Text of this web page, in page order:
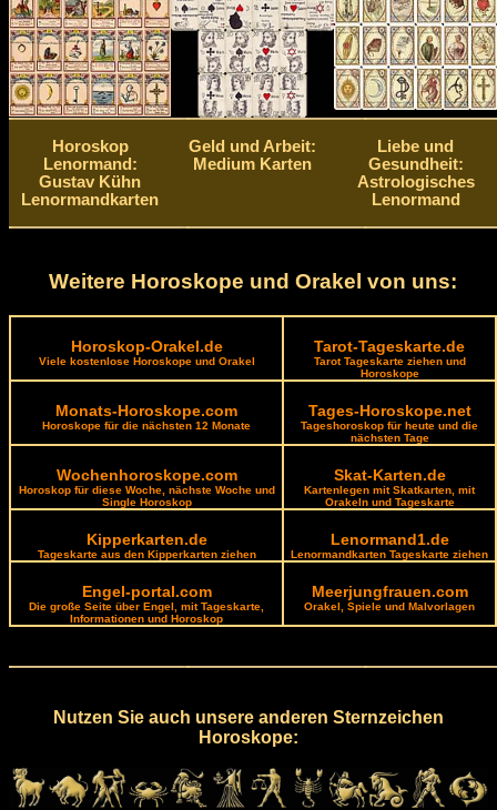
Horoskop
Lenormand:
Gustav Kühn
Lenormandkarten
Geld und Arbeit:
Medium Karten
Liebe und
Gesundheit:
Astrologisches
Lenormand
Weitere Horoskope und Orakel von uns:
Horoskop-Orakel.de
Viele kostenlose Horoskope und Orakel
Tarot-Tageskarte.de
Tarot Tageskarte ziehen und
Horoskope
Monats-Horoskope.com
Horoskope für die nächsten 12 Monate
Tages-Horoskope.net
Tageshoroskop für heute und die
nächsten Tage
Wochenhoroskope.com
Horoskop für diese Woche, nächste Woche und
Single Horoskop
Skat-Karten.de
Kartenlegen mit Skatkarten, mit
Orakeln und Tageskarte
Kipperkarten.de
Tageskarte aus den Kipperkarten ziehen
Lenormand1.de
Lenormandkarten Tageskarte ziehen
Engel-portal.com
Die große Seite über Engel, mit Tageskarte,
Informationen und Horoskop
Meerjungfrauen.com
Orakel, Spiele und Malvorlagen
Nutzen Sie auch unsere anderen Sternzeichen
Horoskope: